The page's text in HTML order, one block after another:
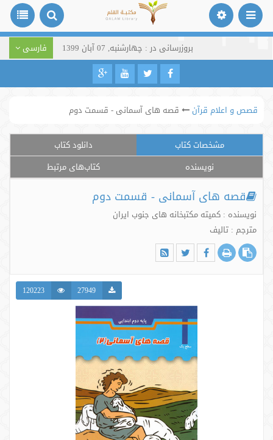
بروزرسانی در : چهارشنبه, 07 آبان 1399 فارسی
قصص و اعلام قرآن قصه های آسمانی - قسمت دوم
مشخصات کتاب
دانلود کتاب
نویسنده
کتاب‌های مرتبط
قصه های آسمانی - قسمت دوم
نویسنده : کمیته مکتبخانه های جنوب ایران
مترجم : تالیف
27949
120223